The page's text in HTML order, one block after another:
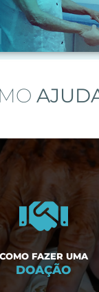
COMO FAZER UMA
DOAÇÃO
SAIBA AQUI!
para ajudar o
DOAR